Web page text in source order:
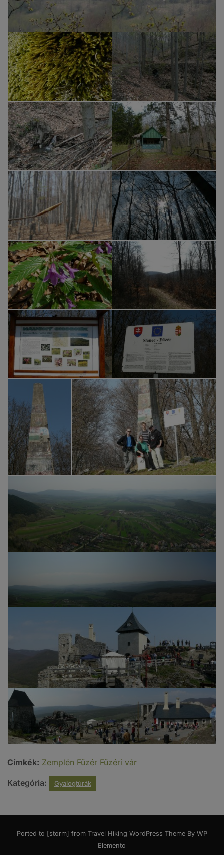
Címkék: Zemplén Füzér Füzéri vár
Kategória: Gyalogtúrák
Ported to [storm] from Travel Hiking WordPress Theme By WP
Elemento